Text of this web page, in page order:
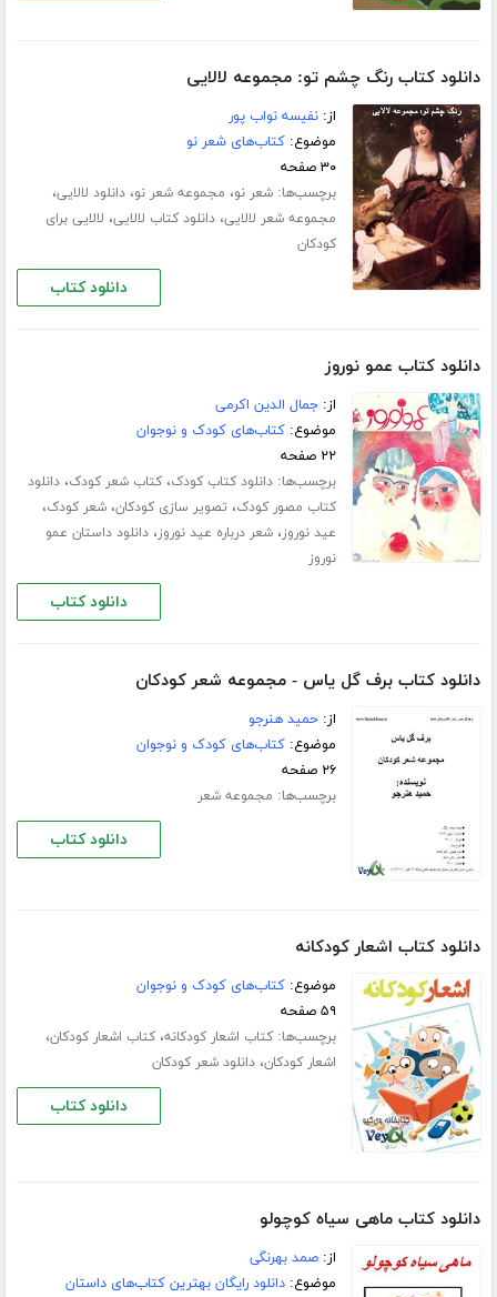
دانلود کتاب رنگ چشم تو: مجموعه لالایی
از:نفیسه نواب پور
موضوع:کتاب‌های شعر نو
۳۰ صفحه
برچسب‌ها:شعر نو، مجموعه شعر نو،دانلود لالایی،
مجموعه شعر لالایی،دانلود کتاب لالایی، لالایی برای
کودکان
دانلود کتاب
دانلود کتاب عمو نوروز
از:جمال الدین اکرمی
موضوع:کتاب‌های کودک و نوجوان
۲۲ صفحه
برچسب‌ها:دانلود کتاب کودک،کتاب شعر کودک،دانلود
کتاب مصور کودک، تصویر سازی کودکان،شعر کودک،
عید نوروز،شعر درباره عید نوروز،دانلود داستان عمو
نوروز
دانلود کتاب
دانلود کتاب برف گل یاس - مجموعه شعر کودکان
از:حمید هنرجو
موضوع:کتاب‌های کودک و نوجوان
۲۶ صفحه
برچسب‌ها: مجموعه شعر
دانلود کتاب
دانلود کتاب اشعار کودکانه
موضوع:کتاب‌های کودک و نوجوان
۵۹ صفحه
برچسب‌ها:کتاب اشعار کودکانه،کتاب اشعار کودکان،
اشعار کودکان،دانلود شعر کودکان
دانلود کتاب
دانلود کتاب ماهی سیاه کوچولو
از:صمد بهرنگی
موضوع:دانلود رایگان بهترین کتاب‌های داستان